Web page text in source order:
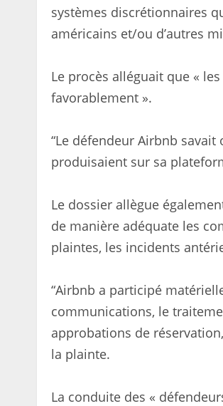
systèmes discrétionnaires
américains et/ou d’autres
Le procès alléguait que «
favorablement ».
“Le défendeur Airbnb
produisaient sur sa
Le dossier allègue
de manière adéquate les
plaintes, les incidents
“Airbnb a participé
communications, le
approbations de
la plainte.
La conduite des «